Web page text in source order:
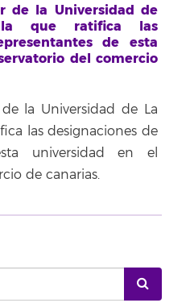
de la Universidad de
que ratifica las
de esta
del comercio
la Universidad de La
las designaciones de
universidad en el
de canarias.